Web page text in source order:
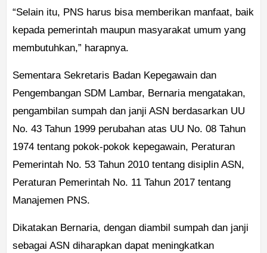
“Selain itu, PNS harus bisa memberikan manfaat, baik
kepada pemerintah maupun masyarakat umum yang
membutuhkan,” harapnya.
Sementara Sekretaris Badan Kepegawain dan
Pengembangan SDM Lambar, Bernaria mengatakan,
pengambilan sumpah dan janji ASN berdasarkan UU
No. 43 Tahun 1999 perubahan atas UU No. 08 Tahun
1974 tentang pokok-pokok kepegawain, Peraturan
Pemerintah No. 53 Tahun 2010 tentang disiplin ASN,
Peraturan Pemerintah No. 11 Tahun 2017 tentang
Manajemen PNS.
Dikatakan Bernaria, dengan diambil sumpah dan janji
sebagai ASN diharapkan dapat meningkatkan